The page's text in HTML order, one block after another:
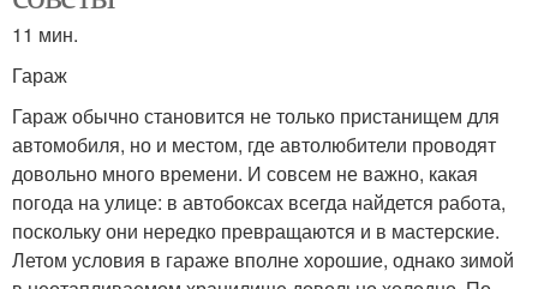
Инфракрасная печь
Горения перед
обычными печами
Гараж для установки
11 мин.
Гараж
Гараж обычно становится не только пристанищем для
автомобиля, но и местом, где автолюбители проводят
довольно много времени. И совсем не важно, какая
погода на улице: в автобоксах всегда найдется работа,
поскольку они нередко превращаются и в мастерские.
Летом условия в гараже вполне хорошие, однако зимой